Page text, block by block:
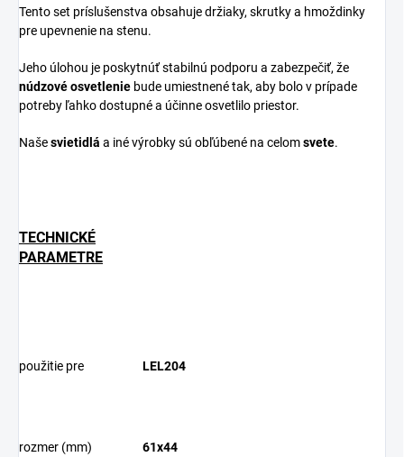
Tento set príslušenstva obsahuje držiaky, skrutky a hmoždinky
pre upevnenie na stenu.
Jeho úlohou je poskytnúť stabilnú podporu a zabezpečiť, že
núdzové osvetlenie bude umiestnené tak, aby bolo v prípade
potreby ľahko dostupné a účinne osvetlilo priestor.
Našesvietidlá a iné výrobky sú obľúbené na celomsvete.
TECHNICKÉ
PARAMETRE
použitie pre LEL204
rozmer (mm) 61x44